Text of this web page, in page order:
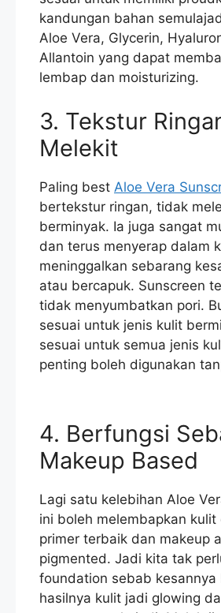
kandungan bahan
Aloe Vera, Glycerin,
Allantoin yang dapat
lembap dan moisturizing.
3. Tekstur
Melekit
Paling best Aloe Vera
bertekstur ringan, tidak
berminyak. Ia juga sangat
dan terus menyerap dalam
meninggalkan sebarang
atau bercapuk. Sunscreen
tidak menyumbatkan pori.
sesuai untuk jenis kulit
sesuai untuk semua jenis
penting boleh digunakan
4. Berfungsi
Makeup Based
Lagi satu kelebihan Aloe
ini boleh melembapkan kulit
primer terbaik dan makeup
pigmented. Jadi kita tak
foundation sebab kesannya
hasilnya kulit jadi glowing